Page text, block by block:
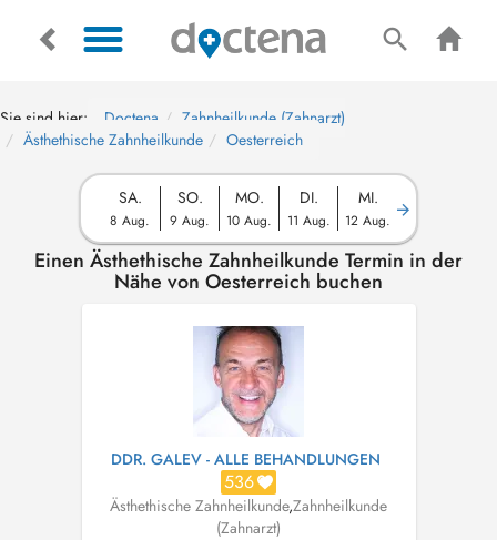
Sie sind hier: Doctena
Zahnheilkunde (Zahnarzt)
Ästhethische Zahnheilkunde
Oesterreich
SA.
8 Aug.
SO.
9 Aug.
MO.
10 Aug.
DI.
11 Aug.
MI.
12 Aug.
Einen Ästhethische Zahnheilkunde Termin in der
Nähe von Oesterreich buchen
DDR. GALEV - ALLE BEHANDLUNGEN
536
Ästhethische Zahnheilkunde,Zahnheilkunde
(Zahnarzt)